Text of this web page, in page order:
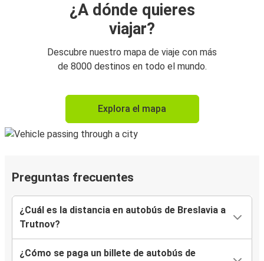
¿A dónde quieres
viajar?
Descubre nuestro mapa de viaje con más
de 8000 destinos en todo el mundo.
Explora el mapa
Preguntas frecuentes
¿Cuál es la distancia en autobús de Breslavia a
Trutnov?
¿Cómo se paga un billete de autobús de